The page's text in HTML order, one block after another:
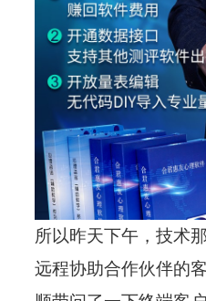
所以昨天下午，技术
远程协助合作伙伴的